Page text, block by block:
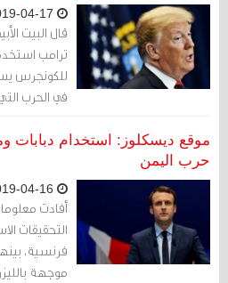
قال البيت
ترامب
للكونجرس
في الحرب
موقع ديسكلوز: استخدام دبابات
حرب اليمن
أفادت
التحقيقات
فرنسية،
موجهة